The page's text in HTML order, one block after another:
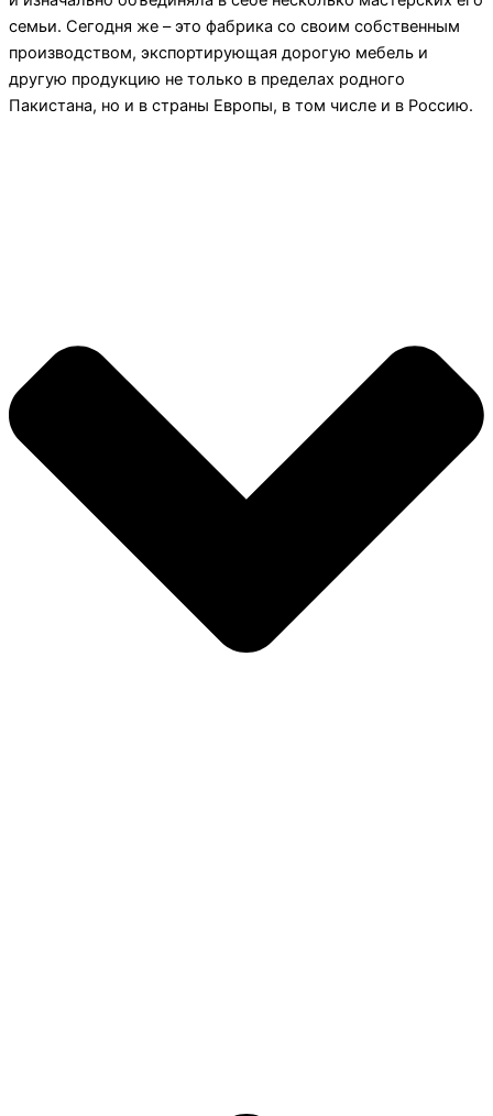
семьи. Сегодня же – это фабрика со своим собственным
производством, экспортирующая дорогую мебель и
другую продукцию не только в пределах родного
Пакистана, но и в страны Европы, в том числе и в Россию.